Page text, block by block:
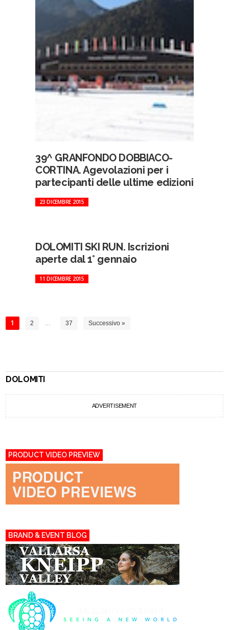
39^ GRANFONDO DOBBIACO-
CORTINA. Agevolazioni per i
partecipanti delle ultime edizioni
23 DICEMBRE 2015
DOLOMITI SKI RUN. Iscrizioni
aperte dal 1° gennaio
11 DICEMBRE 2015
1 2 … 37 Successivo »
DOLOMITI
ADVERTISEMENT
PRODUCT VIDEO PREVIEW
BRAND & EVENT BLOG